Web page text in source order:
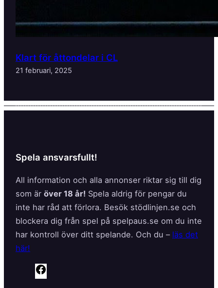
Klart för åttondelar i CL
21 februari, 2025
Spela ansvarsfullt!
All information och alla annonser riktar sig till dig
som är över 18 år! Spela aldrig för pengar du
inte har råd att förlora. Besök stödlinjen.se och
blockera dig från spel på spelpaus.se om du inte
har kontroll över ditt spelande. Och du – läs det
här!